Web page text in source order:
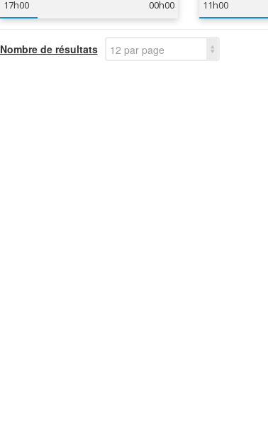
17h00
00h00
11h00
Nombre de résultats 12 par page